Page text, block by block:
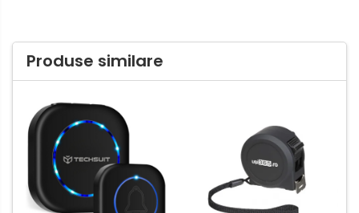
Produse similare